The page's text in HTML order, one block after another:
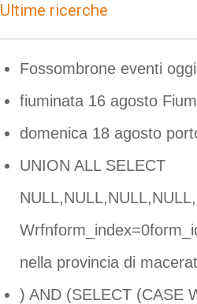
Ultime ricerche
Fossombrone eventi
fiuminata 16 agosto
domenica 18 agosto
UNION ALL SELECT
nella provincia di
) AND (SELECT (CASE